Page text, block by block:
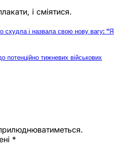
і сміятися.
схудла і назвала свою нову вагу: “Я
тижневих військових
*